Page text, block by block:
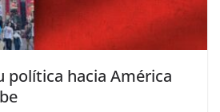
política hacia América